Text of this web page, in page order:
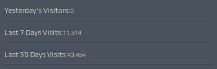
Yesterday's Visitors:0
Last 7 Days Visits:11.314
Last 30 Days Visits:43.454